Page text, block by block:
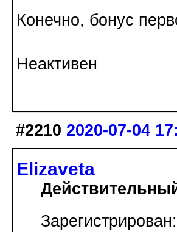
Конечно, бонус
Неактивен
#2210 2020-07-04
Elizaveta